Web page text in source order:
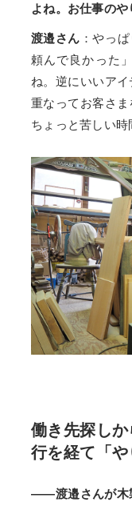
よね。お仕事の
渡邉さん ：やっ
頼んで良かった
ね。逆にいいア
重なってお客さ
ちょっと苦しい時
働き先探し
行を経て「や
——渡邉さんが木